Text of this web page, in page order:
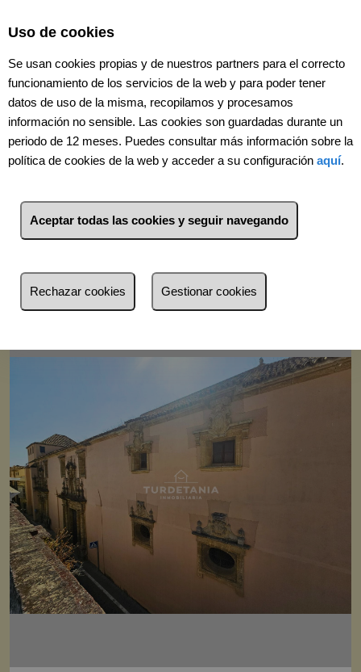
Volver
Uso de cookies
Se usan cookies propias y de nuestros partners para el correcto
funcionamiento de los servicios de la web y para poder tener
datos de uso de la misma, recopilamos y procesamos
información no sensible. Las cookies son guardadas durante un
periodo de 12 meses. Puedes consultar más información sobre la
política de cookies de la web y acceder a su configuración aquí.
Aceptar todas las cookies y seguir navegando
Rechazar cookies Gestionar cookies